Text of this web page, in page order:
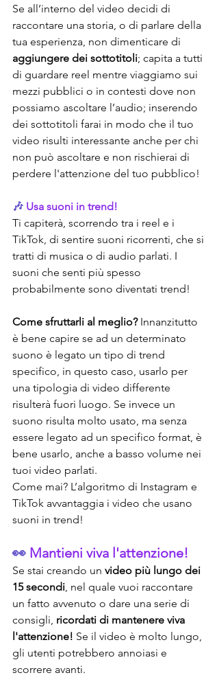
Se all’interno del video decidi di
raccontare una storia, o di parlare della
tua esperienza, non dimenticare di
aggiungere dei sottotitoli; capita a tutti
di guardare reel mentre viaggiamo sui
mezzi pubblici o in contesti dove non
possiamo ascoltare l’audio; inserendo
dei sottotitoli farai in modo che il tuo
video risulti interessante anche per chi
non può ascoltare e non rischierai di
perdere l'attenzione del tuo pubblico!
🎶 Usa suoni in trend!
Ti capiterà, scorrendo tra i reel e i
TikTok, di sentire suoni ricorrenti, che si
tratti di musica o di audio parlati. I
suoni che senti più spesso
probabilmente sono diventati trend!
Come sfruttarli al meglio? Innanzitutto
è bene capire se ad un determinato
suono è legato un tipo di trend
specifico, in questo caso, usarlo per
una tipologia di video differente
risulterà fuori luogo. Se invece un
suono risulta molto usato, ma senza
essere legato ad un specifico format, è
bene usarlo, anche a basso volume nei
tuoi video parlati.
Come mai? L’algoritmo di Instagram e
TikTok avvantaggia i video che usano
suoni in trend!
👀 Mantieni viva l'attenzione!
Se stai creando un video più lungo dei
15 secondi, nel quale vuoi raccontare
un fatto avvenuto o dare una serie di
consigli, ricordati di mantenere viva
l'attenzione! Se il video è molto lungo,
gli utenti potrebbero annoiasi e
scorrere avanti.